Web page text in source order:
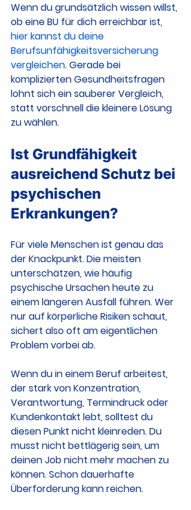
Wenn du grundsätzlich wissen willst,
ob eine BU für dich erreichbar ist,
hier kannst du deine
Berufsunfähigkeitsversicherung
vergleichen. Gerade bei
komplizierten Gesundheitsfragen
lohnt sich ein sauberer Vergleich,
statt vorschnell die kleinere Lösung
zu wählen.
Ist Grundfähigkeit
ausreichend Schutz bei
psychischen
Erkrankungen?
Für viele Menschen ist genau das
der Knackpunkt. Die meisten
unterschätzen, wie häufig
psychische Ursachen heute zu
einem längeren Ausfall führen. Wer
nur auf körperliche Risiken schaut,
sichert also oft am eigentlichen
Problem vorbei ab.
Wenn du in einem Beruf arbeitest,
der stark von Konzentration,
Verantwortung, Termindruck oder
Kundenkontakt lebt, solltest du
diesen Punkt nicht kleinreden. Du
musst nicht bettlägerig sein, um
deinen Job nicht mehr machen zu
können. Schon dauerhafte
Überforderung kann reichen.